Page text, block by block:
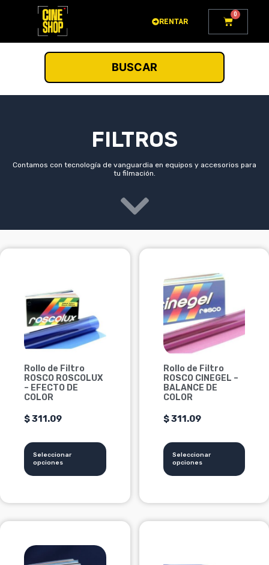
contenido
RENTAR
0
Carrito
BUSCAR
FILTROS
Contamos con tecnología de vanguardia en equipos y accesorios para
tu filmación.
Rollo de Filtro
ROSCO ROSCOLUX
– EFECTO DE
COLOR
$311.09
Seleccionar
opciones
múltiples
variantes.
Las
opciones
pueden
elegir
en
la
de
producto
Rollo de Filtro
ROSCO CINEGEL –
BALANCE DE
COLOR
$311.09
Seleccionar
opciones
tiene
múltiples
variantes.
Las
opciones
se
pueden
elegir
en
la
de
producto
de
tiene